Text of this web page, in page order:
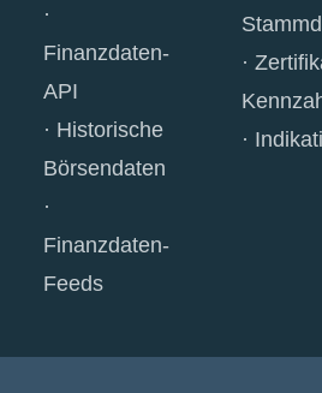
Finanzdaten-
API
Historische
Börsendaten
Finanzdaten-
Feeds